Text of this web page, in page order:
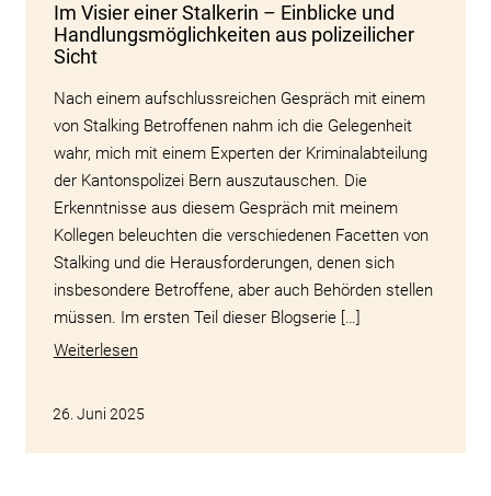
Im Visier einer Stalkerin – Einblicke und
Handlungsmöglichkeiten aus polizeilicher
Sicht
Nach einem aufschlussreichen Gespräch mit einem
von Stalking Betroffenen nahm ich die Gelegenheit
wahr, mich mit einem Experten der Kriminalabteilung
der Kantonspolizei Bern auszutauschen. Die
Erkenntnisse aus diesem Gespräch mit meinem
Kollegen beleuchten die verschiedenen Facetten von
Stalking und die Herausforderungen, denen sich
insbesondere Betroffene, aber auch Behörden stellen
müssen. Im ersten Teil dieser Blogserie […]
Weiterlesen
26. Juni 2025